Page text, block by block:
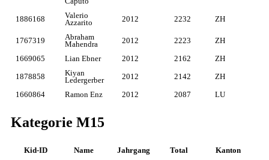
1886168
Valerio
Azzarito
2012 2232 ZH
1767319
Abraham
Mahendra
2012 2223 ZH
1669065 Lian Ebner 2012 2162 ZH
1878858
Kiyan
Ledergerber
2012 2142 ZH
1660864 Ramon Enz 2012 2087 LU
Kategorie M15
Kid-ID Name Jahrgang Total Kanton